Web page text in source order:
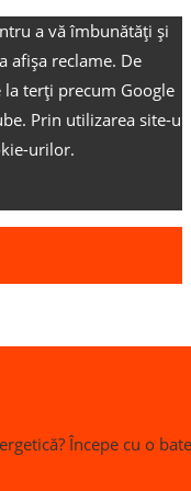
a vă îmbunătăți și
afișa reclame. De
terți precum Google
Prin utilizarea site-
urilor.
Începe cu o